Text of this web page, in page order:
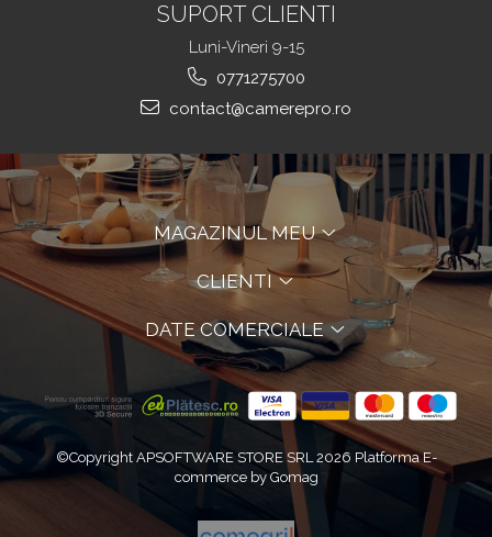
SUPORT CLIENTI
Luni-Vineri 9-15
0771275700
contact@camerepro.ro
MAGAZINUL MEU
CLIENTI
DATE COMERCIALE
©Copyright APSOFTWARE STORE SRL 2026 Platforma E-
commerce by Gomag